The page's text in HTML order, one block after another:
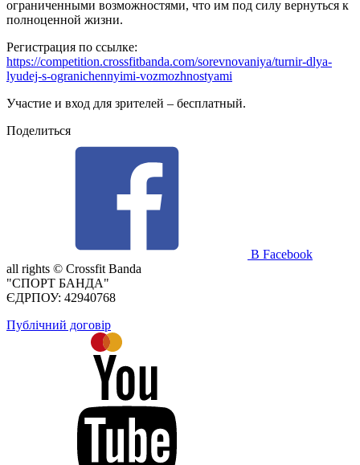
ограниченными возможностями, что им под силу вернуться к
полноценной жизни.
Регистрация по ссылке:
https://competition.crossfitbanda.com/sorevnovaniya/turnir-dlya-
lyudej-s-ogranichennyimi-vozmozhnostyami
Участие и вход для зрителей – бесплатный.
Поделиться
В Facebook
all rights © Crossfit Banda
"СПОРТ БАНДА"
ЄДРПОУ: 42940768
Публічний договір